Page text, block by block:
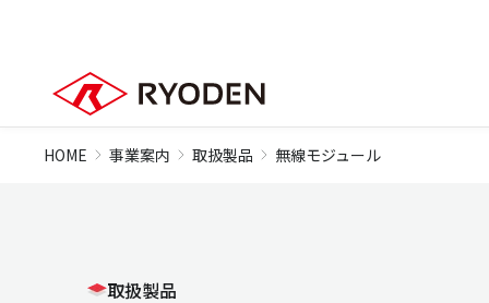
HOME 事業案内 取扱製品 無線モジュール
取扱製品